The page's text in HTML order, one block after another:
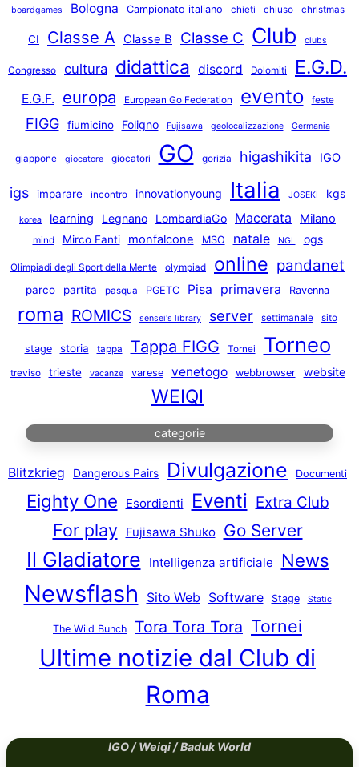
boardgames Bologna Campionato italiano chieti chiuso christmas
CI Classe A Classe B Classe C Club clubs
Congresso cultura didattica discord Dolomiti E.G.D.
E.G.F. europa European Go Federation evento feste
FIGG fiumicino Foligno Fujisawa geolocalizzazione Germania
giappone giocatore giocatori GO gorizia higashikita IGO
igs imparare incontro innovationyoung Italia JOSEKI kgs
korea learning Legnano LombardiaGo Macerata Milano
mind Mirco Fanti monfalcone MSO natale NGL ogs
Olimpiadi degli Sport della Mente olympiad online pandanet
parco partita pasqua PGETC Pisa primavera Ravenna
roma ROMICS sensei's library server settimanale sito
stage storia tappa Tappa FIGG Tornei Torneo
treviso trieste vacanze varese venetogo webbrowser website
WEIQI
categorie
Blitzkrieg Dangerous Pairs Divulgazione Documenti
Eighty One Esordienti Eventi Extra Club
For play Fujisawa Shuko Go Server
Il Gladiatore Intelligenza artificiale News
Newsflash Sito Web Software Stage Static
The Wild Bunch Tora Tora Tora Tornei
Ultime notizie dal Club di
Roma
IGO / Weiqi / Baduk World